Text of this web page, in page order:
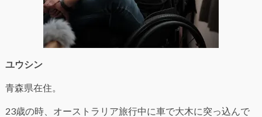
ユウシン
青森県在住。
23歳の時、オーストラリア旅行中に車で大木に突っ込んで